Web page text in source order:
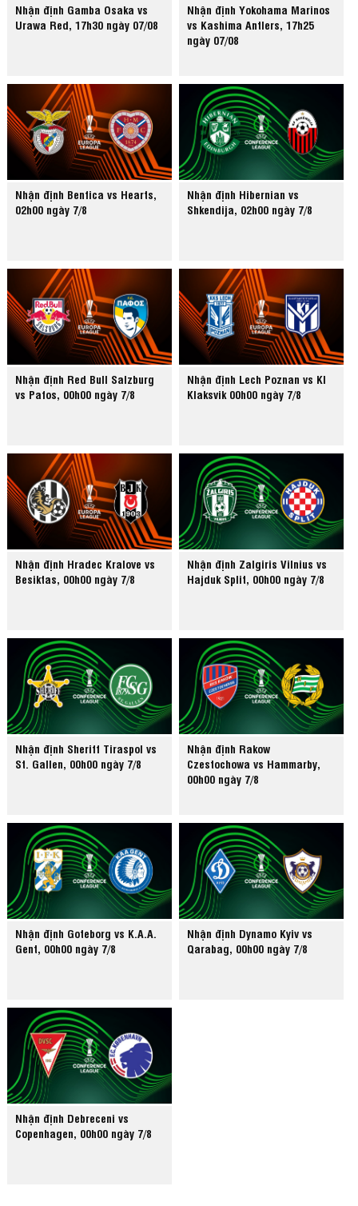
Nhận định Gamba Osaka vs
Urawa Red, 17h30 ngày 07/08
Nhận định Yokohama Marinos
vs Kashima Antlers, 17h25
ngày 07/08
Nhận định Benfica vs Hearts,
02h00 ngày 7/8
Nhận định Hibernian vs
Shkendija, 02h00 ngày 7/8
Nhận định Red Bull Salzburg
vs Pafos, 00h00 ngày 7/8
Nhận định Lech Poznan vs KI
Klaksvik 00h00 ngày 7/8
Nhận định Hradec Kralove vs
Besiktas, 00h00 ngày 7/8
Nhận định Zalgiris Vilnius vs
Hajduk Split, 00h00 ngày 7/8
Nhận định Sheriff Tiraspol vs
St. Gallen, 00h00 ngày 7/8
Nhận định Rakow
Czestochowa vs Hammarby,
00h00 ngày 7/8
Nhận định Goteborg vs K.A.A.
Gent, 00h00 ngày 7/8
Nhận định Dynamo Kyiv vs
Qarabag, 00h00 ngày 7/8
Nhận định Debreceni vs
Copenhagen, 00h00 ngày 7/8